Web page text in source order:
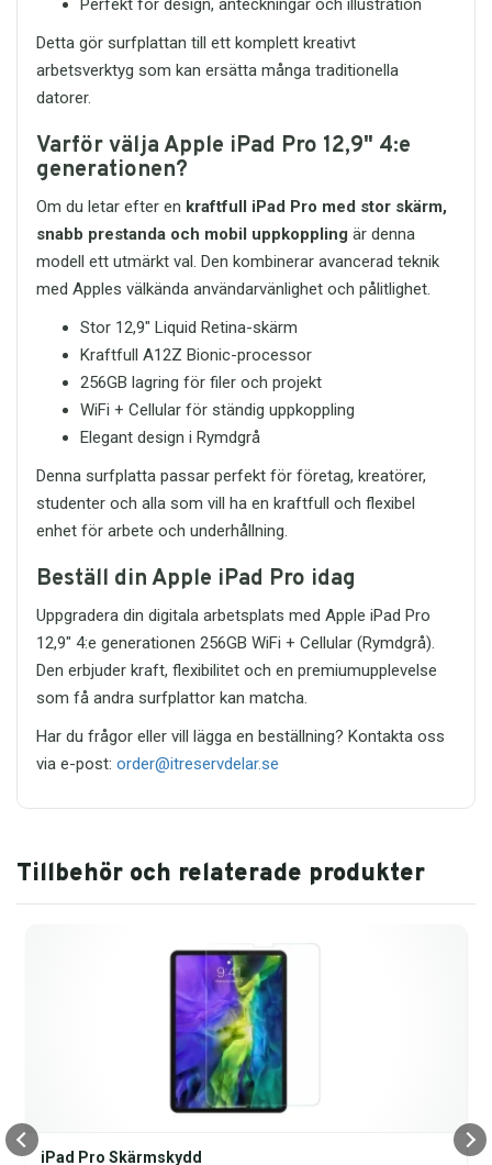
Perfekt för design, anteckningar och illustration
Detta gör surfplattan till ett komplett kreativt
arbetsverktyg som kan ersätta många traditionella
datorer.
Varför välja Apple iPad Pro 12,9" 4:e
generationen?
Om du letar efter en kraftfull iPad Pro med stor skärm,
snabb prestanda och mobil uppkoppling är denna
modell ett utmärkt val. Den kombinerar avancerad teknik
med Apples välkända användarvänlighet och pålitlighet.
Stor 12,9" Liquid Retina-skärm
Kraftfull A12Z Bionic-processor
256GB lagring för filer och projekt
WiFi + Cellular för ständig uppkoppling
Elegant design i Rymdgrå
Denna surfplatta passar perfekt för företag, kreatörer,
studenter och alla som vill ha en kraftfull och flexibel
enhet för arbete och underhållning.
Beställ din Apple iPad Pro idag
Uppgradera din digitala arbetsplats med Apple iPad Pro
12,9" 4:e generationen 256GB WiFi + Cellular (Rymdgrå).
Den erbjuder kraft, flexibilitet och en premiumupplevelse
som få andra surfplattor kan matcha.
Har du frågor eller vill lägga en beställning? Kontakta oss
via e-post: order@itreservdelar.se
Tillbehör och relaterade produkter
iPad Pro Skärmskydd